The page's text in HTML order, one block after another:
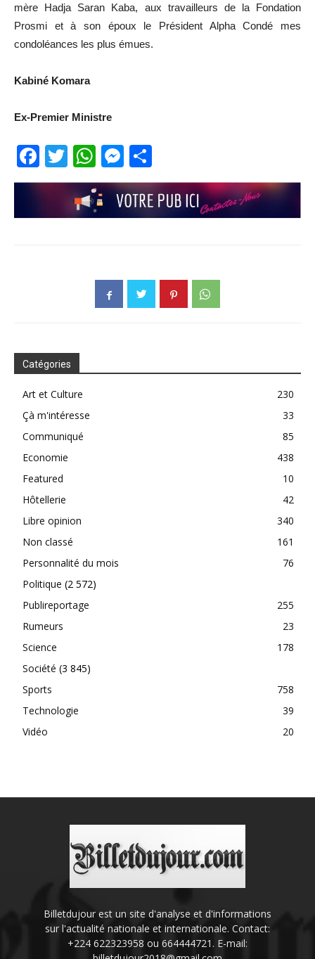
mère Hadja Saran Kaba, aux travailleurs de la Fondation
Prosmi et à son époux le Président Alpha Condé mes
condoléances les plus émues.
Kabiné Komara
Ex-Premier Ministre
Facebook
TwitterWhatsApp
Messenger
Catégories
Art et Culture
230
Çà m'intéresse
33
Communiqué
85
Economie
438
Featured
10
Hôtellerie
42
Libre opinion
340
Non classé
161
Personnalité du mois
76
Politique (2 572)
Publireportage
255
Rumeurs
23
Science
178
Société (3 845)
Sports
758
Technologie
39
Vidéo
20
Billetdujour est un site d'analyse et d'informations
sur l'actualité nationale et internationale. Contact:
+224 622323958 ou 664444721. E-mail: